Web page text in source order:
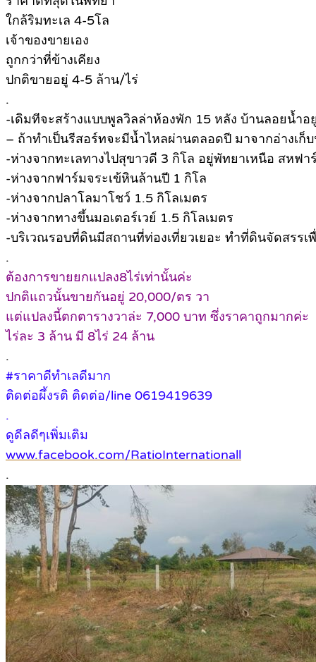
ใกล้ริมทะเล 4-5โล
เจ้าของขายเอง
ถูกกว่าที่ข้างเคียง
ปกติขายอยู่ 4-5 ล้าน/ไร่
.
-เดิมทีจะสร้างแบบพูลวิลล่าห้องพัก 15 หลัง บ้านลอยน้ำ
– ถ้าทำเป็นรีสอร์ทจะมีน้ำไหลผ่านตลอดปี มาจากอ่างเก็
-ห่างจากทะเลทางไปสุขาวดี 3 กิโล อยู่พัทยาเหนือ สหฟา
-ห่างจากฟาร์มจระเข้หินล้านปี 1 กิโล
-ห่างจากปลาโลมาโชว์ 1.5 กิโลเมตร
-ห่างจากทางขึ้นมอเตอร์เวย์ 1.5 กิโลเมตร
-บริเวณรอบที่ดินมีสถานที่ท่องเที่ยวเยอะ ทำที่ดินจัดสรร
.
ต้องการขายยกแปลง8ไร่เท่านั้นค่ะ
ปกติแถวนั้นขายกันอยู่ 20,000/ตร วา
แต่แปลงนี้ตกตารางวาล่ะ 7,000 บาท ซึ่งราคาถูกมากค่ะ
ไร่ละ 3 ล้าน มี 8ไร่ 24 ล้าน
.
#ราคาดีทำเลดีมาก
ติดต่อผึ้งรติ ติดต่อ/line 0619419639
.
ดูดีลดีๆเพิ่มเติม
www.facebook.com/RatioInternationall
.